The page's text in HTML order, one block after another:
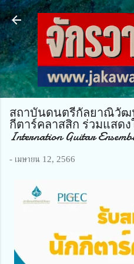
ข้ามไปที่เ
สถาบันดนตรีกัลยาณิวัฒ
กีตาร์คลาสสิก ร่วมแสดง
Internation Guitar
- เมษายน 12, 2566